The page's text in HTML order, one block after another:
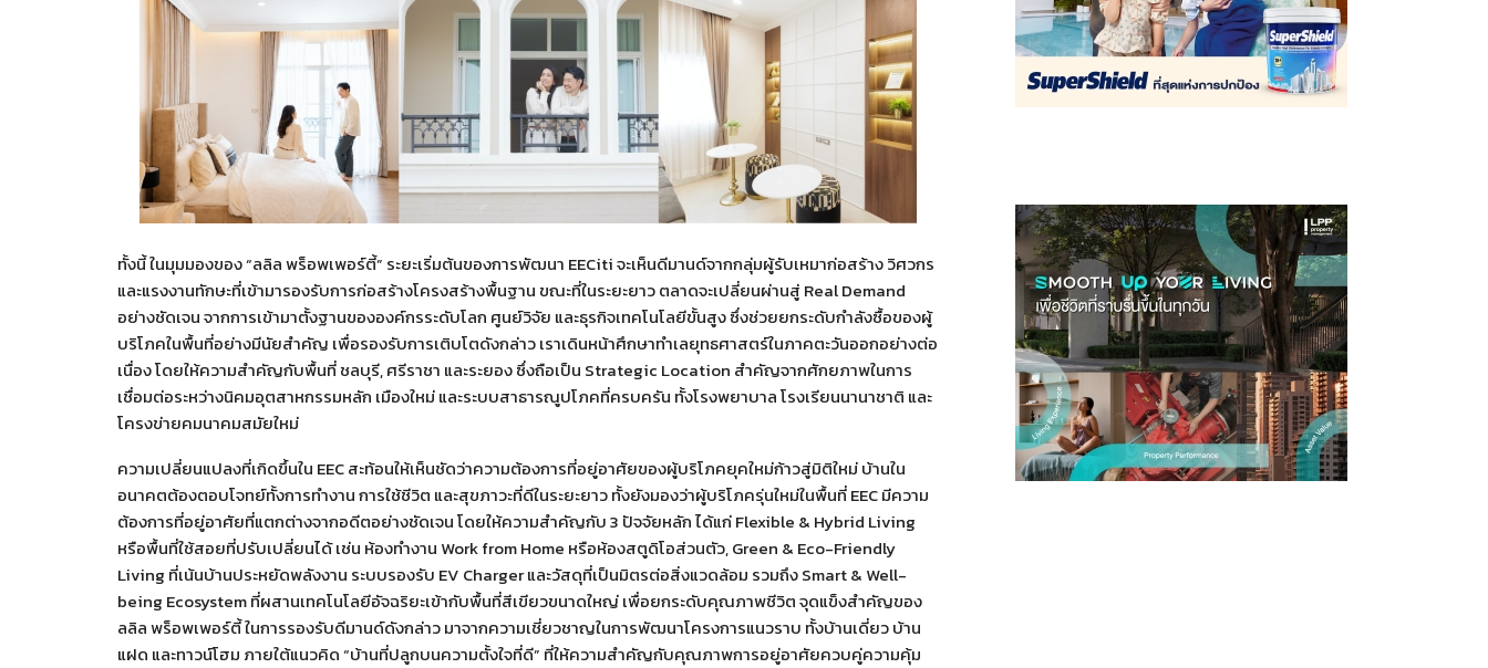
ทั้งนี้ ในมุมมองของ “ลลิล พร็อพเพอร์ตี้” ระยะเริ่มต้นของการพัฒนา EECiti จะเห็นดีมานด์จากกลุ่มผู้รับเหมาก่อสร้าง วิศวกร
และแรงงานทักษะที่เข้ามารองรับการก่อสร้างโครงสร้างพื้นฐาน ขณะที่ในระยะยาว ตลาดจะเปลี่ยนผ่านสู่ Real Demand
อย่างชัดเจน จากการเข้ามาตั้งฐานขององค์กรระดับโลก ศูนย์วิจัย และธุรกิจเทคโนโลยีขั้นสูง ซึ่งช่วยยกระดับกำลังซื้อของผู้
บริโภคในพื้นที่อย่างมีนัยสำคัญ เพื่อรองรับการเติบโตดังกล่าว เราเดินหน้าศึกษาทำเลยุทธศาสตร์ในภาคตะวันออกอย่างต่อ
เนื่อง โดยให้ความสำคัญกับพื้นที่ ชลบุรี, ศรีราชา และระยอง ซึ่งถือเป็น Strategic Location สำคัญจากศักยภาพในการ
เชื่อมต่อระหว่างนิคมอุตสาหกรรมหลัก เมืองใหม่ และระบบสาธารณูปโภคที่ครบครัน ทั้งโรงพยาบาล โรงเรียนนานาชาติ และ
โครงข่ายคมนาคมสมัยใหม่
ความเปลี่ยนแปลงที่เกิดขึ้นใน EEC สะท้อนให้เห็นชัดว่าความต้องการที่อยู่อาศัยของผู้บริโภคยุคใหม่ก้าวสู่มิติใหม่ บ้านใน
อนาคตต้องตอบโจทย์ทั้งการทำงาน การใช้ชีวิต และสุขภาวะที่ดีในระยะยาว ทั้งยังมองว่าผู้บริโภครุ่นใหม่ในพื้นที่ EEC มีความ
ต้องการที่อยู่อาศัยที่แตกต่างจากอดีตอย่างชัดเจน โดยให้ความสำคัญกับ 3 ปัจจัยหลัก ได้แก่ Flexible & Hybrid Living
หรือพื้นที่ใช้สอยที่ปรับเปลี่ยนได้ เช่น ห้องทำงาน Work from Home หรือห้องสตูดิโอส่วนตัว, Green & Eco-Friendly
Living ที่เน้นบ้านประหยัดพลังงาน ระบบรองรับ EV Charger และวัสดุที่เป็นมิตรต่อสิ่งแวดล้อม รวมถึง Smart & Well-
being Ecosystem ที่ผสานเทคโนโลยีอัจฉริยะเข้ากับพื้นที่สีเขียวขนาดใหญ่ เพื่อยกระดับคุณภาพชีวิต จุดแข็งสำคัญของ
ลลิล พร็อพเพอร์ตี้ ในการรองรับดีมานด์ดังกล่าว มาจากความเชี่ยวชาญในการพัฒนาโครงการแนวราบ ทั้งบ้านเดี่ยว บ้าน
แฝด และทาวน์โฮม ภายใต้แนวคิด “บ้านที่ปลูกบนความตั้งใจที่ดี” ที่ให้ความสำคัญกับคุณภาพการอยู่อาศัยควบคู่ความคุ้ม